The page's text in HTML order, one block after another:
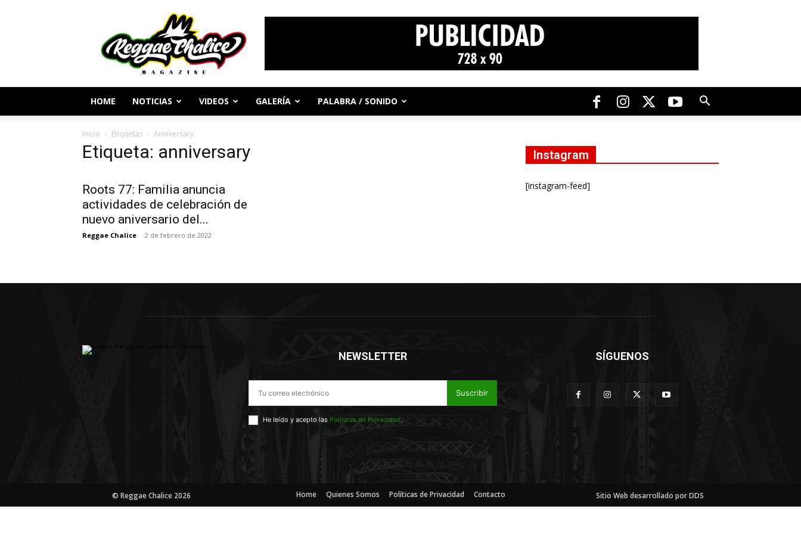
Periodismo
y
Cultura
Reggae
HOME NOTICIAS VIDEOS GALERÍA PALABRA / SONIDO
Inicio Etiquetas Anniversary
Etiqueta: anniversary
Roots 77: Familia anuncia
actividades de celebración de
nuevo aniversario del...
Reggae Chalice - 2 de febrero de 2022
Instagram
[instagram-feed]
NEWSLETTER
Suscribir
He leído y acepto las Políticas de Privacidad.
SÍGUENOS
© Reggae Chalice 2026 Home Quienes Somos Políticas de Privacidad Contacto Sitio Web desarrollado por DDS